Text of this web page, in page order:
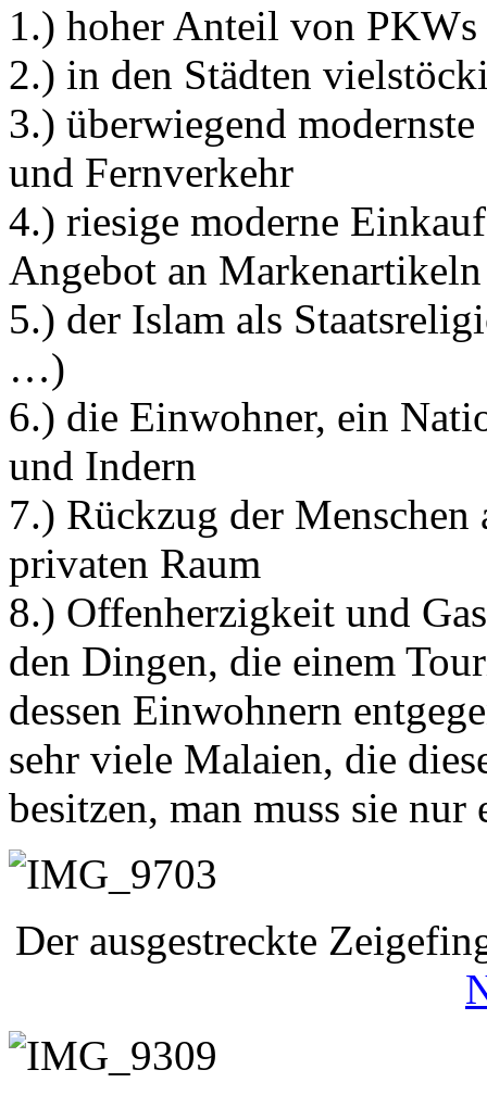
1.) hoher Anteil von
2.) in den Städten
3.) überwiegend
und Fernverkehr
4.) riesige moderne
Angebot an Markenartikeln
5.) der Islam als
…)
6.) die Einwohner, ein
und Indern
7.) Rückzug der
privaten Raum
8.) Offenherzigkeit und
den Dingen, die einem
dessen Einwohnern
sehr viele Malaien, die
besitzen, man muss sie nur
Der ausgestreckte